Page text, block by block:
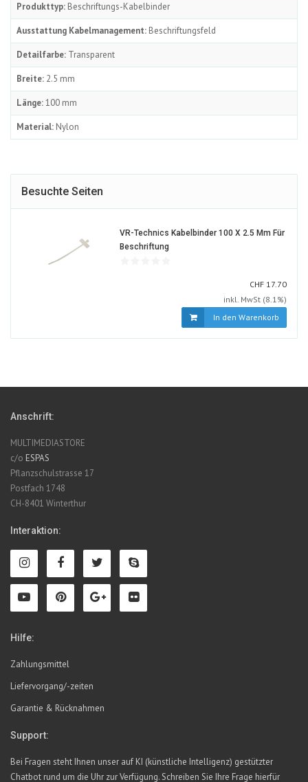
Produkttyp: Beschriftungs-Kabelbinder
Ausstattung Kabelmanagement: Beschriftungsfeld
Detailfarbe: Transparent
Breite: 2.5 mm
Länge:100 mm
Material: Nylon
Besuchte Seiten
VR-Technics Kabelbinder 100 X 2.5 Mm Für
Beschriftung
CHF CHF
17.70
inkl. MwSt (8.1%)
In den Warenkorb
Anschrift:
MULTIMEDIASTORE
c/o ESPAS
Pflanzschulstrasse 17
Postfach 1748
CH-8401 Winterthur
Interaktion:
Hilfe:
Zahlungsmittel
Liefervorgang/-zeiten
Garantie & Rücknahmen
Support:
Bei Fragen steht Ihnen unser auf KI (künstliche Intelligenz) gestützter
Chatbot rund um die Uhr zur Verfügung. Schreiben Sie Ihre Frage hierfür